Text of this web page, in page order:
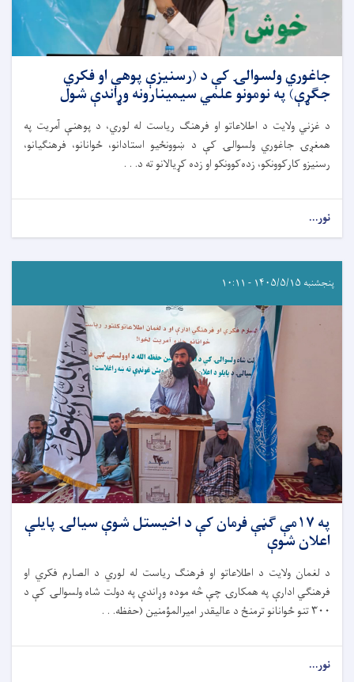
جاغوري ولسوالۍ کې د (رسنیزې پوهې او فکري
جګړې) په نومونو علمي سیمینارونه وړاندې شول
د غزني ولایت د اطلاعاتو او فرهنګ ریاست له لوري، د پوهنې آمریت په
همغږۍ جاغوري ولسوالۍ کې د ښوونځیو استادانو، ځوانانو، فرهنګیانو،
رسنیزو کارکوونکو، زده‌کوونکو او زده کړیالانو ته د. . .
نور...
پنجشنبه ۱۴۰۵/۵/۱۵ - ۱۰:۱۱
په ۱۷مې ګڼې فرمان کې د اخیستل شوې سیالۍ پایلې
اعلان شوې
د لغمان ولایت د اطلاعاتو او فرهنګ ریاست له لوري د الصارم فکري او
فرهنګي ادارې په همکارۍ چې څه موده وړاندې په دولت شاه ولسوالۍ کې د
۳۰۰ تنو ځوانانو ترمنځ د عالیقدر امیرالمؤمنین (حفظه. . .
نور...